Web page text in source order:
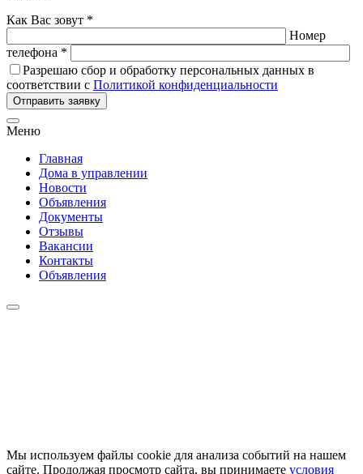
Как Вас зовут *
Номер
телефона *
Разрешаю сбор и обработку персональных данных в
соответствии с Политикой конфиденциальности
Отправить заявку
Меню
Главная
Дома в управлении
Новости
Объявления
Документы
Отзывы
Вакансии
Контакты
Объявления
Мы используем файлы cookie для анализа событий на нашем
сайте. Продолжая просмотр сайта, вы принимаете условия